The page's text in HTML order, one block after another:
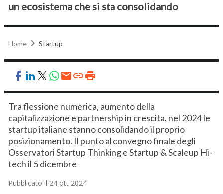
un ecosistema che si sta consolidando
Home Startup
Tra flessione numerica, aumento della
capitalizzazione e partnership in crescita, nel 2024 le
startup italiane stanno consolidando il proprio
posizionamento. Il punto al convegno finale degli
Osservatori Startup Thinking e Startup & Scaleup Hi-
tech il 5 dicembre
Pubblicato il 24 ott 2024